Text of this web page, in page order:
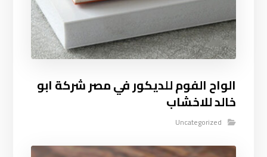
الواح الفوم للديكور في مصر شركة ابو
خالد للاخشاب
Uncategorized